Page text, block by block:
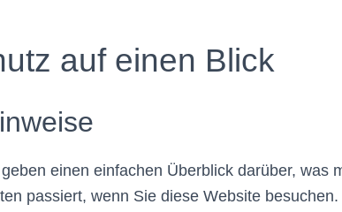
auf einen Blick
einen einfachen Überblick darüber, was
passiert, wenn Sie diese Website